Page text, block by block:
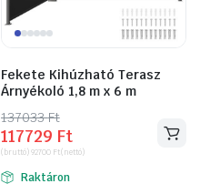
Fekete Kihúzható Terasz
Árnyékoló 1,8 m x 6 m
137033Ft
Original
price
was:
137033 Ft.
117729 Ft
Current
price
is:
117729 Ft.
(bruttó)92700 Ft(nettó)
Raktáron